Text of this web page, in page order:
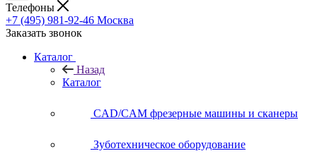
Телефоны
+7 (495) 981-92-46 Москва
Заказать звонок
Каталог
Назад
Каталог
CAD/CAM фрезерные машины и сканеры
Зуботехническое оборудование